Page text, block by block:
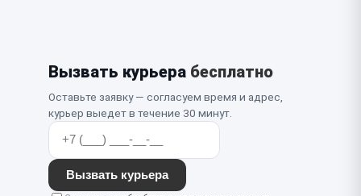
Вызвать курьера бесплатно
Оставьте заявку — согласуем время и адрес,
курьер выедет в течение 30 минут.
Вызвать курьера